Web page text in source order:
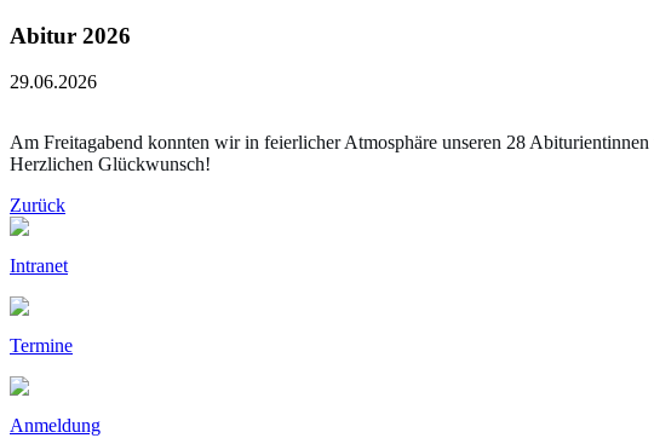
Abitur 2026
29.06.2026
Am Freitagabend konnten wir in feierlicher Atmosphäre unseren 28
Herzlichen Glückwunsch!
Zurück
Intranet
Termine
Anmeldung